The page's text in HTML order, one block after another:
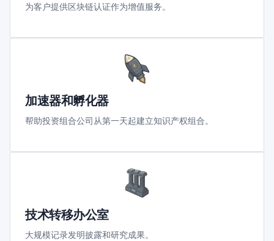
为客户提供区块链认证作为增值服务。
加速器和孵化器
帮助投资组合公司从第一天起建立知识产权组合。
技术转移办公室
大规模记录发明披露和研究成果。